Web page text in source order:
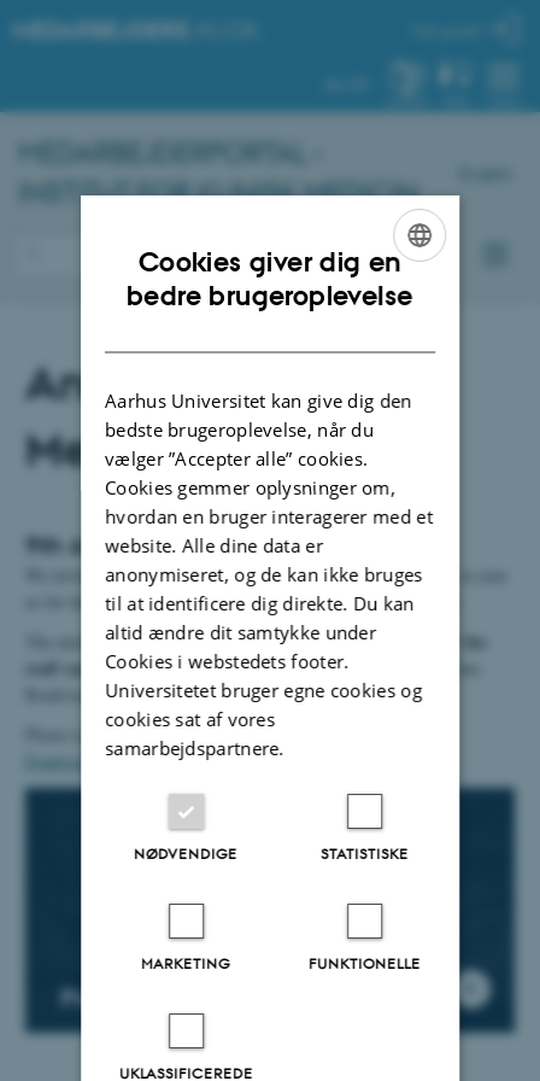
MEDARBEJDERE
MEDARBEJDERPORTAL -
INSTITUT FOR KLINISK MEDICIN
Annual Research
Meeting
9th Annual Research Meeting 2026
We invite all of Department of Clinical Medicine's researchers to join
us for the 9th Annual Research Meeting on 12 November 2026.
The meeting will take place at Auditorium A (G206-145)
the
staff canteenatAarhus University Hospital, Palle Juul-Jensens
Boulevard 99, Entrance G6.
Please register via this link: Annual Research Meeting 2026 -
Eventværk
Programme
ENGLISH
Cookies giver dig en
bedre brugeroplevelse
Aarhus Universitet kan give dig den
bedste brugeroplevelse, når du
vælger ”Accepter alle” cookies.
Cookies gemmer oplysninger om,
hvordan en bruger interagerer med et
website. Alle dine data er
anonymiseret, og de kan ikke bruges
til at identificere dig direkte. Du kan
altid ændre dit samtykke under
Cookies i webstedets footer.
Universitetet bruger egne cookies og
cookies sat af vores
samarbejdspartnere.
NØDVENDIGE STATISTISKE
MARKETING FUNKTIONELLE
UKLASSIFICEREDE